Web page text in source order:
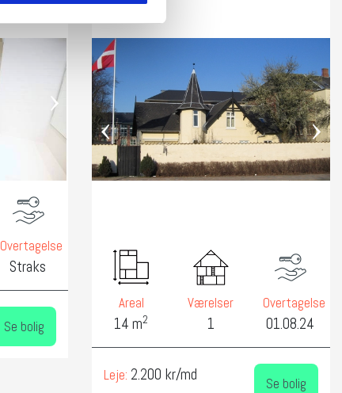
›
Overtagelse
Straks
Se bolig
‹ ›
Areal
14 m2
Værelser
1
Overtagelse
01.08.24
Leje: 2.200 kr/md Se bolig